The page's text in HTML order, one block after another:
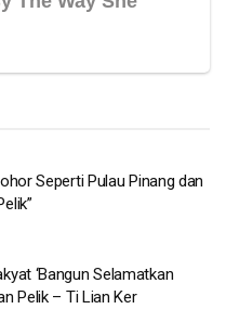
Seperti Pulau Pinang dan
‘Bangun Selamatkan
Pelik – Ti Lian Ker